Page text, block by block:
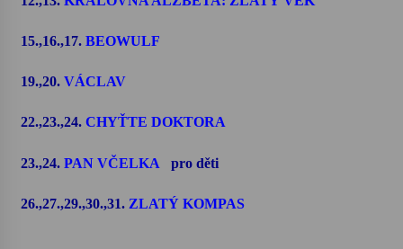
15.,16.,17. BEOWULF
19.,20. VÁCLAV
22.,23.,24. CHYŤTE DOKTORA
23.,24. PAN VČELKA pro děti
26.,27.,29.,30.,31. ZLATÝ KOMPAS